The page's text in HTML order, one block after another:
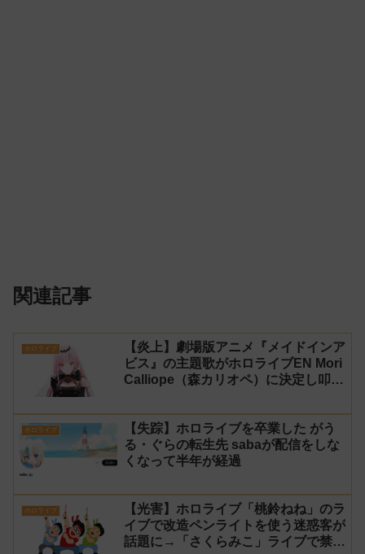
関連記事
ホロライブ
【炎上】劇場版アニメ『メイドインア
ビス』の主題歌がホロライブEN Mori
Calliope（森カリオペ）に決定し叩か
ホロライブ
【失踪】ホロライブを卒業した がう
る・ぐらの転生先 sabaが配信をしな
くなって半年が経過
ホロライブ
【光害】ホロライブ「桃鈴ねね」のラ
イブで改造ペンライトを使う迷惑客が
話題に→「さくらみこ」ライブで禁止